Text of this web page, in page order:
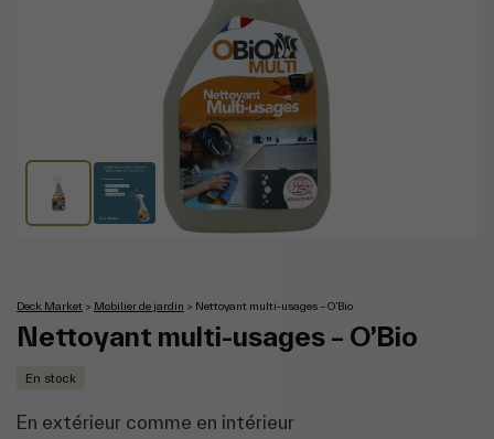
Deck Market > Mobilier de jardin > Nettoyant multi-usages – O’Bio
Nettoyant multi-usages – O’Bio
En stock
En extérieur comme en intérieur